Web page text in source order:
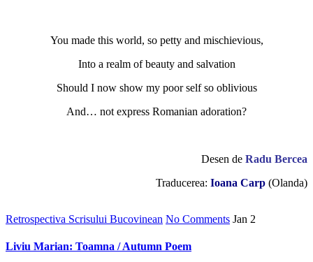
You made this world, so petty and mischievious,
Into a realm of beauty and salvation
Should I now show my poor self so oblivious
And… not express Romanian adoration?
Desen de Radu Bercea
Traducerea: Ioana Carp (Olanda)
Retrospectiva Scrisului Bucovinean No Comments Jan 2
Liviu Marian: Toamna / Autumn Poem